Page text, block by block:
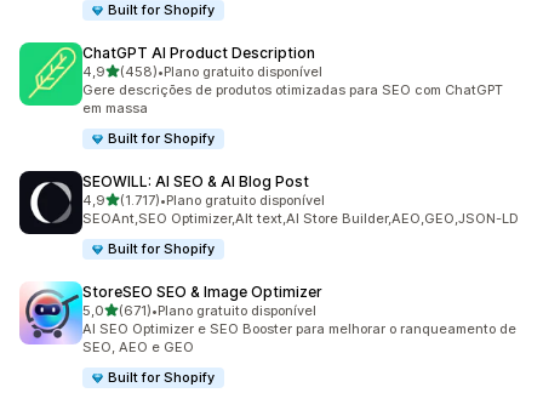
Built for Shopify
ChatGPT AI Product Description
4,9de 5 estrelas
(458)
458 avaliações ao todo
•Plano gratuito disponível
Gere descrições de produtos otimizadas para SEO com ChatGPT
em massa
Built for Shopify
SEOWILL: AI SEO & AI Blog Post
4,9de 5 estrelas
(1.717)
1717 avaliações ao todo
•Plano gratuito disponível
SEOAnt,SEO Optimizer,Alt text,AI Store Builder,AEO,GEO,JSON-LD
Built for Shopify
StoreSEO SEO & Image Optimizer
5,0de 5 estrelas
(671)
671 avaliações ao todo
•Plano gratuito disponível
AI SEO Optimizer e SEO Booster para melhorar o ranqueamento de
SEO, AEO e GEO
Built for Shopify